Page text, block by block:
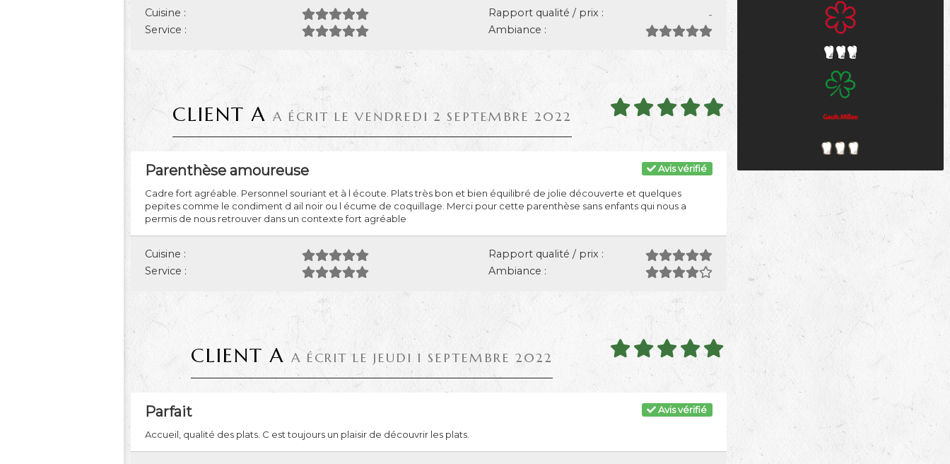
Cuisine : -
Rapport qualité / prix :
Service :
Ambiance :
CLIENT A A ÉCRIT LE VENDREDI 2 SEPTEMBRE 2022
Avis vérifié
Parenthèse amoureuse
Cadre fort agréable. Personnel souriant et à l écoute. Plats très bon et bien équilibré de jolie découverte et quelques
pepites comme le condiment d ail noir ou l écume de coquillage. Merci pour cette parenthèse sans enfants qui nous a
permis de nous retrouver dans un contexte fort agréable
Cuisine :
Rapport qualité / prix :
Service :
Ambiance :
CLIENT A A ÉCRIT LE JEUDI 1 SEPTEMBRE 2022
Avis vérifié
Parfait
Accueil, qualité des plats. C est toujours un plaisir de découvrir les plats.